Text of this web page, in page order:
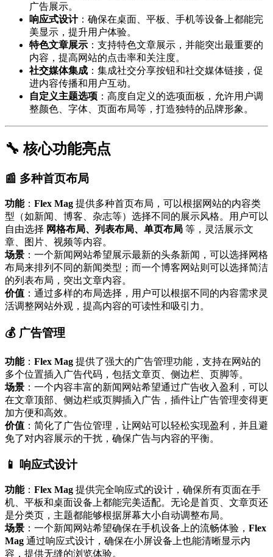
广告展示。
响应式设计：确保在桌面、平板、手机等设备上都能完
美显示，提升用户体验。
特色文章展示 ：支持特色文章展示，并能突出最重要的
内容，提高网站的点击率和关注度。
社交媒体集成 ：集成社交分享按钮和社交媒体链接，促
进内容传播和用户互动。
自定义主题选项 ：高度自定义的选项面板，允许用户调
整颜色、字体、页面布局等，打造独特的品牌形象。
🔧 核心功能亮点
📰 多种首页布局
功能： Flex Mag 提供多种首页布局，可以根据网站的内容类
型（如新闻、博客、杂志等）选择不同的展示风格。用户可以
自由选择 网格布局、列表布局、单页布局 等，灵活展示文
章、图片、视频等内容。
场景 ：一个新闻网站希望展示最新的头条新闻，可以选择网格
布局来排列不同的新闻类型；而一个博客网站则可以选择简洁
的列表布局，突出文章内容。
价值 ：通过多样的布局选择，用户可以根据不同的内容需求灵
活调整网站外观，提高内容的可读性和吸引力。
💰 广告管理
功能： Flex Mag 提供了强大的广告管理功能，支持在网站的
多个位置插入广告代码，包括文章页、侧边栏、页脚等。
场景 ：一个内容丰富的新闻网站希望通过广告收入盈利，可以
在文章顶部、侧边栏或页脚插入广告，插件让广告管理变得更
加方便和高效。
价值 ：简化了广告位管理，让网站可以轻松实现盈利，并且避
免了对内容展示的干扰，确保广告与内容的平衡。
📱 响应式设计
功能： Flex Mag 提供完全响应式的设计，确保所有页面在手
机、平板和桌面设备上都能完美适配。无论是首页、文章页还
是分类页，主题都能够根据屏幕大小自动调整布局。
场景 ：一个新闻网站希望确保在手机设备上的流畅体验， Flex
Mag 通过响应式设计，确保在小屏设备上也能清晰显示内
容，提供无缝的浏览体验。